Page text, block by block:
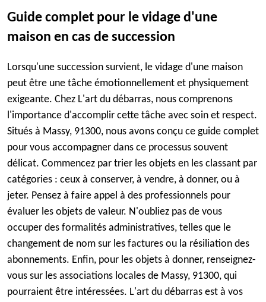
Guide complet pour le vidage d'une
maison en cas de succession
Lorsqu'une succession survient, le vidage d'une maison
peut être une tâche émotionnellement et physiquement
exigeante. Chez L'art du débarras, nous comprenons
l'importance d'accomplir cette tâche avec soin et respect.
Situés à Massy, 91300, nous avons conçu ce guide complet
pour vous accompagner dans ce processus souvent
délicat. Commencez par trier les objets en les classant par
catégories : ceux à conserver, à vendre, à donner, ou à
jeter. Pensez à faire appel à des professionnels pour
évaluer les objets de valeur. N'oubliez pas de vous
occuper des formalités administratives, telles que le
changement de nom sur les factures ou la résiliation des
abonnements. Enfin, pour les objets à donner, renseignez-
vous sur les associations locales de Massy, 91300, qui
pourraient être intéressées. L'art du débarras est à vos